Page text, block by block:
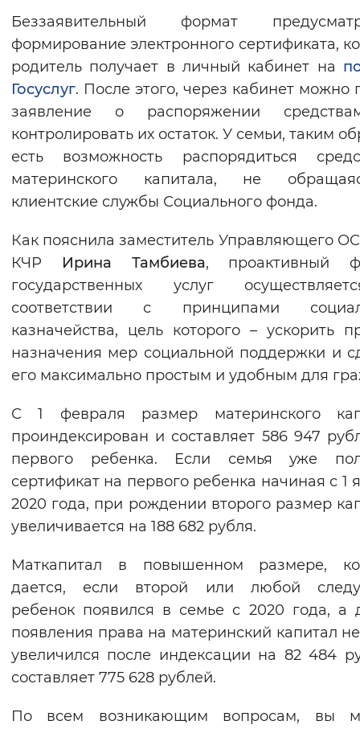
Беззаявительный формат
формирование электронного сертификата,
родитель получает в личный кабинет на
Госуслуг. После этого, через кабинет можно
заявление о распоряжении
контролировать их остаток. У семьи, таким
есть возможность распорядиться
материнского капитала, не
клиентские службы Социального фонда.
Как пояснила заместитель Управляющего
КЧР
Ирина Тамбиева, проактивный
государственных услуг
соответствии с принципами
казначейства, цель которого – ускорить
назначения мер социальной поддержки и
его максимально простым и удобным для
С 1 февраля размер материнского
проиндексирован и составляет 586 947
первого ребенка. Если семья уже
сертификат на первого ребенка начиная с 1
2020 года, при рождении второго размер
увеличивается на 188 682 рубля.
Маткапитал в повышенном размере,
дается, если второй или любой
ребенок появился в семье с 2020 года, а
появления права на материнский капитал
увеличился после индексации на 82 484
составляет 775 628 рублей.
По всем возникающим вопросам, вы